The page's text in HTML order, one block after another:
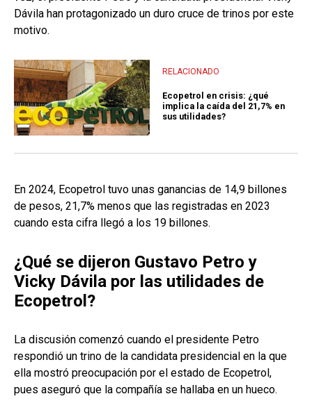
Dávila han protagonizado un duro cruce de trinos por este
motivo.
RELACIONADO
Ecopetrol en crisis: ¿qué
implica la caída del 21,7% en
sus utilidades?
En 2024, Ecopetrol tuvo unas ganancias de 14,9 billones
de pesos, 21,7% menos que las registradas en 2023
cuando esta cifra llegó a los 19 billones.
¿Qué se dijeron Gustavo Petro y
Vicky Dávila por las utilidades de
Ecopetrol?
La discusión comenzó cuando el presidente Petro
respondió un trino de la candidata presidencial en la que
ella mostró preocupación por el estado de Ecopetrol,
pues aseguró que la compañía se hallaba en un hueco.